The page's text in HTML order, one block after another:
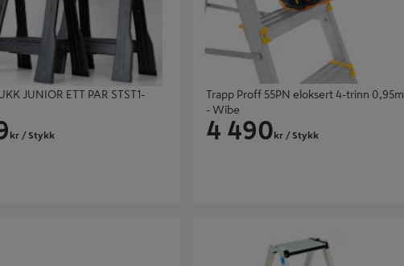
JUNIOR ETT PAR STST1-
kr / Stykk
Trapp Proff 55PN eloksert 4-trinn 0,95m
- Wibe
4 490 kr / Stykk